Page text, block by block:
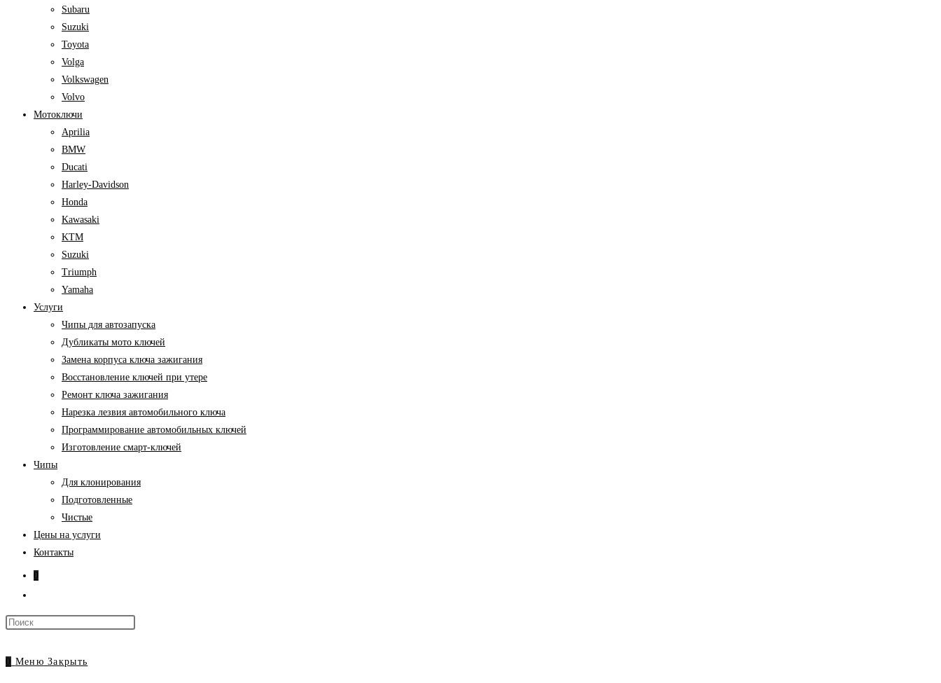
Subaru
Suzuki
Toyota
Volga
Volkswagen
Volvo
Мотоключи
Aprilia
BMW
Ducati
Harley-Davidson
Honda
Kawasaki
KTM
Suzuki
Triumph
Yamaha
Услуги
Чипы для автозапуска
Дубликаты мото ключей
Замена корпуса ключа зажигания
Восстановление ключей при утере
Ремонт ключа зажигания
Нарезка лезвия автомобильного ключа
Программирование автомобильных ключей
Изготовление смарт-ключей
Чипы
Для клонирования
Подготовленные
Чистые
Цены на услуги
Контакты
0
по
сайту
0 Меню Закрыть